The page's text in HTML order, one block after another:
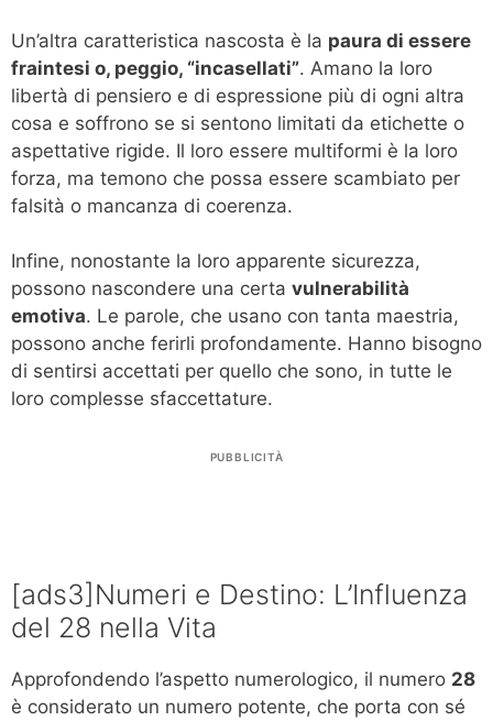
Un’altra caratteristica nascosta è la paura di essere
fraintesi o, peggio, “incasellati”. Amano la loro
libertà di pensiero e di espressione più di ogni altra
cosa e soffrono se si sentono limitati da etichette o
aspettative rigide. Il loro essere multiformi è la loro
forza, ma temono che possa essere scambiato per
falsità o mancanza di coerenza.
Infine, nonostante la loro apparente sicurezza,
possono nascondere una certa vulnerabilità
emotiva. Le parole, che usano con tanta maestria,
possono anche ferirli profondamente. Hanno bisogno
di sentirsi accettati per quello che sono, in tutte le
loro complesse sfaccettature.
PUBBLICITÀ
[ads3]Numeri e Destino: L’Influenza
del 28 nella Vita
Approfondendo l’aspetto numerologico, il numero 28
è considerato un numero potente, che porta con sé